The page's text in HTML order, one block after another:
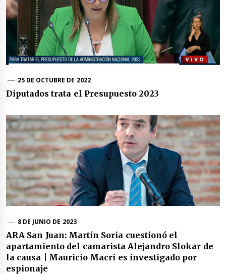
25 DE OCTUBRE DE 2022
Diputados trata el Presupuesto 2023
8 DE JUNIO DE 2023
ARA San Juan: Martín Soria cuestionó el
apartamiento del camarista Alejandro Slokar de
la causa | Mauricio Macri es investigado por
espionaje